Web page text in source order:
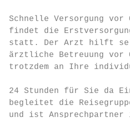
Schnelle Versorgung
findet die
statt. Der Arzt hilft
ärztliche Betreuung
trotzdem an Ihre
24 Stunden für Sie da
begleitet die
und ist